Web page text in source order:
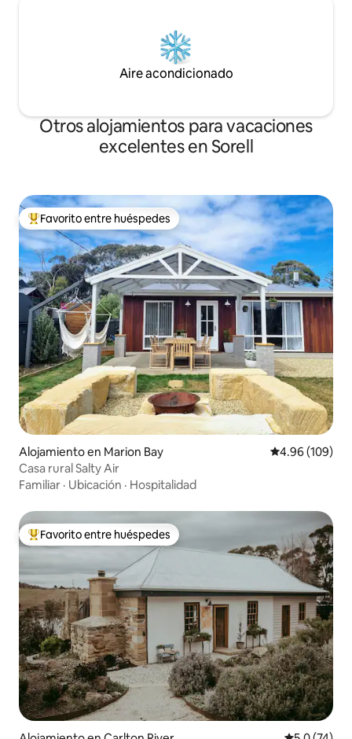
Aire acondicionado
Otros alojamientos para vacaciones
excelentes en Sorell
Favorito entre huéspedes preferido
Favorito entre huéspedes
Alojamiento en Marion Bay Calificación
4.96 (109)
Casa rural Salty Air
Familiar · Ubicación · Hospitalidad
Favorito entre huéspedes preferido
Favorito entre huéspedes